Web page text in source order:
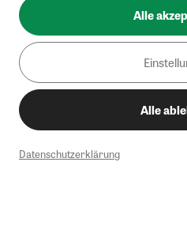
Alle
Alle
Datenschutzerklärung